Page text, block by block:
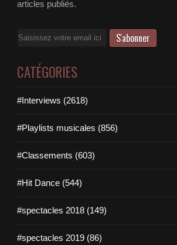
articles publiés.
Email
CATÉGORIES
#Interviews (2618)
#Playlists musicales (856)
#Classements (603)
#Hit Dance (544)
#spectacles 2018 (149)
#spectacles 2019 (86)